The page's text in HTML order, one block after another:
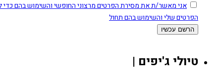
אני מאשר/ת את מסירת הפרטים מרצוני החופשי והשימוש בהם כדי
הפרטים שלי והשימוש בהם תחול
טיולי ג'יפים |